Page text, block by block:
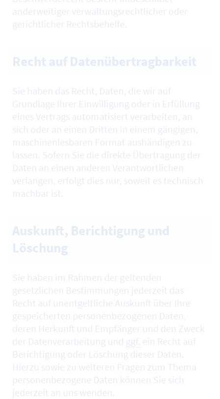
anderweitiger verwaltungsrechtlicher oder
gerichtlicher Rechtsbehelfe.
Sie haben das Recht, Daten, die wir auf
Grundlage Ihrer Einwilligung oder in Erfüllung
eines Vertrags automatisiert verarbeiten, an
sich oder an einen Dritten in einem gängigen,
maschinenlesbaren Format aushändigen zu
lassen. Sofern Sie die direkte Übertragung der
Daten an einen anderen Verantwortlichen
verlangen, erfolgt dies nur, soweit es technisch
machbar ist.
Sie haben im Rahmen der geltenden
gesetzlichen Bestimmungen jederzeit das
Recht auf unentgeltliche Auskunft über Ihre
gespeicherten personenbezogenen Daten,
deren Herkunft und Empfänger und den Zweck
der Datenverarbeitung und ggf. ein Recht auf
Berichtigung oder Löschung dieser Daten.
Hierzu sowie zu weiteren Fragen zum Thema
personenbezogene Daten können Sie sich
jederzeit an uns wenden.